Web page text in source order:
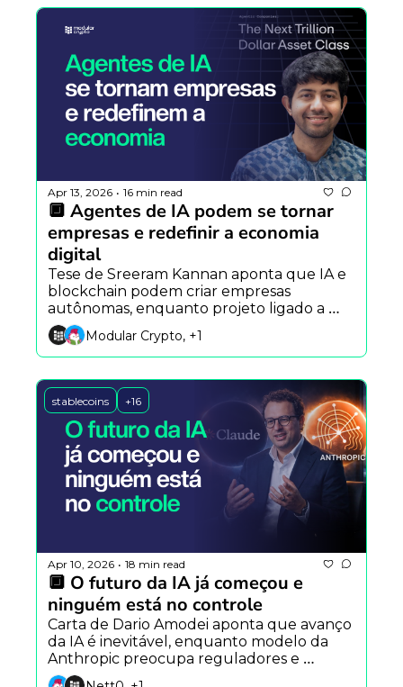
Apr 13, 2026 • 16 min read
🔲 Agentes de IA podem se tornar
empresas e redefinir a economia
digital
Tese de Sreeram Kannan aponta que IA e
blockchain podem criar empresas
autônomas, enquanto projeto ligado a
Donald Trump enfrenta críticas e exploit
na Polkadot expõe riscos em bridges.
Modular Crypto, +1
stablecoins +16
Apr 10, 2026 • 18 min read
🔲 O futuro da IA já começou e
ninguém está no controle
Carta de Dario Amodei aponta que avanço
da IA é inevitável, enquanto modelo da
Anthropic preocupa reguladores e
agentes de IA ganham espaço no mercado